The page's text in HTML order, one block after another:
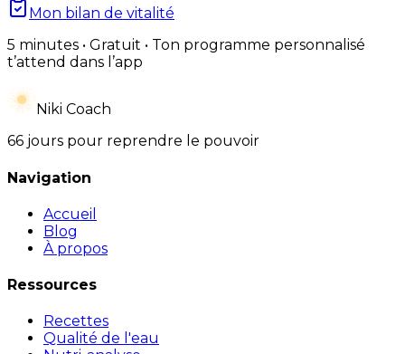
Mon bilan de vitalité
5 minutes • Gratuit • Ton programme personnalisé
t’attend dans l’app
Niki Coach
66 jours pour reprendre le pouvoir
Navigation
Accueil
Blog
À propos
Ressources
Recettes
Qualité de l'eau